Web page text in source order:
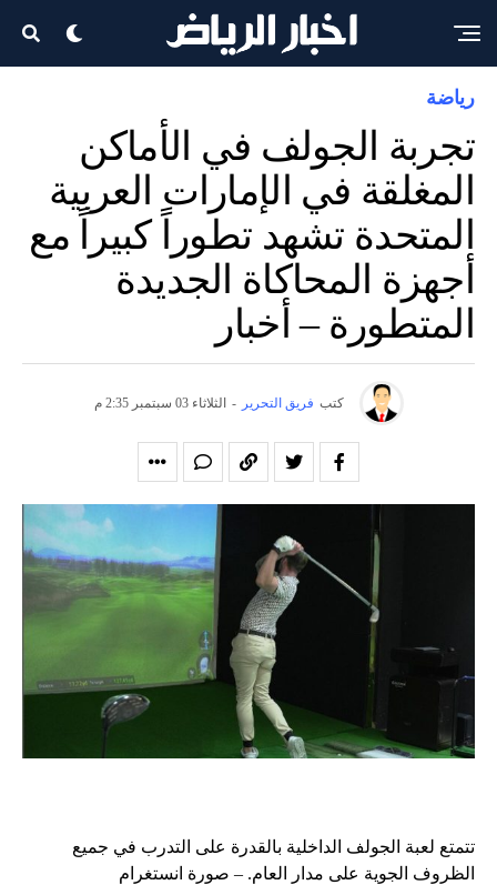
رياضة
تجربة الجولف في الأماكن
المغلقة في الإمارات العربية
المتحدة تشهد تطوراً كبيراً مع
أجهزة المحاكاة الجديدة
المتطورة – أخبار
كتب فريق التحرير - الثلاثاء 03 سبتمبر 2:35 م
تتمتع لعبة الجولف الداخلية بالقدرة على التدرب في جميع
الظروف الجوية على مدار العام. – صورة انستغرام